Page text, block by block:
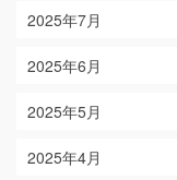
2025年7月
2025年6月
2025年5月
2025年4月